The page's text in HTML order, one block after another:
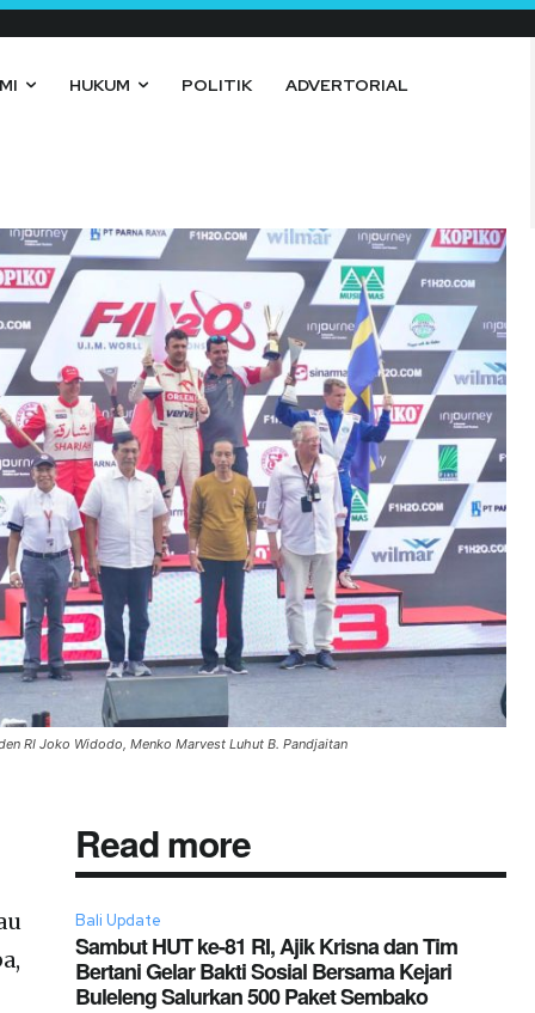
HUKUM POLITIK ADVERTORIAL
RI Joko Widodo, Menko Marvest Luhut B. Pandjaitan
Read more
Bali Update
Sambut HUT ke-81 RI, Ajik Krisna dan Tim
Bertani Gelar Bakti Sosial Bersama Kejari
Buleleng Salurkan 500 Paket Sembako